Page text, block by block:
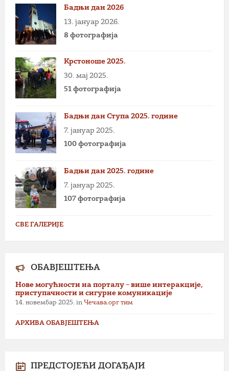
Бадњи дан 2026
13. јануар 2026.
8 фотографија
Крстоноше 2025.
30. мај 2025.
51 фотографија
Бадњи дан Ступа 2025. године
7. јануар 2025.
100 фотографија
Бадњи дан 2025. године
7. јануар 2025.
107 фотографија
СВЕ ГАЛЕРИЈЕ
ОБАВЈЕШТЕЊА
Нове могућности на порталу – више интеракције,
приступачности и сигурне комуникације
14. новембар 2025. in Чечава.орг тим
АРХИВА ОБАВЈЕШТЕЊА
ПРЕДСТОЈЕЋИ ДОГАЂАЈИ